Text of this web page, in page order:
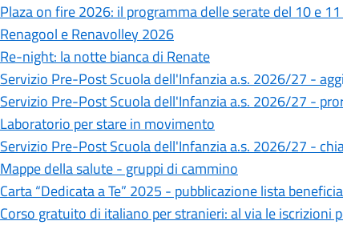
Plaza on fire 2026: il programma delle serate del 10 e
Renagool e Renavolley 2026
Re-night: la notte bianca di Renate
Servizio Pre-Post Scuola dell'Infanzia a.s. 2026/27 -
Servizio Pre-Post Scuola dell'Infanzia a.s. 2026/27 -
Laboratorio per stare in movimento
Servizio Pre-Post Scuola dell'Infanzia a.s. 2026/27 -
Mappe della salute - gruppi di cammino
Carta “Dedicata a Te” 2025 - pubblicazione lista
Corso gratuito di italiano per stranieri: al via le iscrizioni